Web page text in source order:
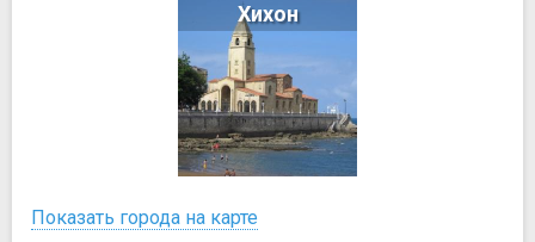
Хихон
Показать города на карте